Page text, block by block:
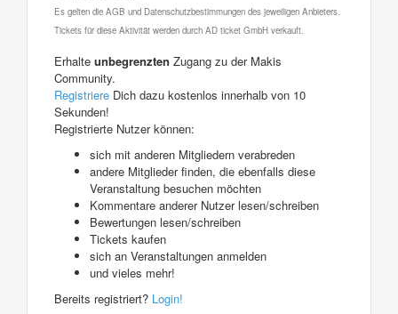
Es gelten die AGB und Datenschutzbestimmungen des jeweiligen Anbieters.
Tickets für diese Aktivität werden durch AD ticket GmbH verkauft.
Erhalte unbegrenzten Zugang zu der Makis
Community.
Registriere Dich dazu kostenlos innerhalb von 10
Sekunden!
Registrierte Nutzer können:
sich mit anderen Mitgliedern verabreden
andere Mitglieder finden, die ebenfalls diese
Veranstaltung besuchen möchten
Kommentare anderer Nutzer lesen/schreiben
Bewertungen lesen/schreiben
Tickets kaufen
sich an Veranstaltungen anmelden
und vieles mehr!
Bereits registriert? Login!